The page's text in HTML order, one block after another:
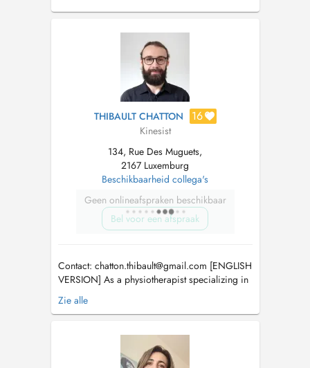
THIBAULT CHATTON 16
Kinesist
134, Rue Des Muguets,
2167 Luxemburg
Beschikbaarheid collega's
Geen onlineafspraken beschikbaar
Bel voor een afspraak
Contact: chatton.thibault@gmail.com [ENGLISH
VERSION] As a physiotherapist specializing in
muscle and joint pain and injuries, I treat
common conditions affecting active
pain caused by repetitive movements, as well
as sports injuries and recovery fo...
Zie alle